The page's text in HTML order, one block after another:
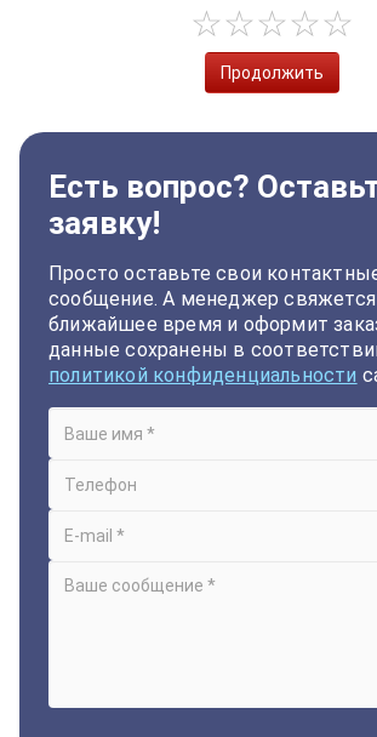
Продолжить
Есть вопрос?
заявку!
Просто оставьте свои
сообщение. А менеджер
ближайшее время и оформит
данные сохранены в
политикой конфиденциальности